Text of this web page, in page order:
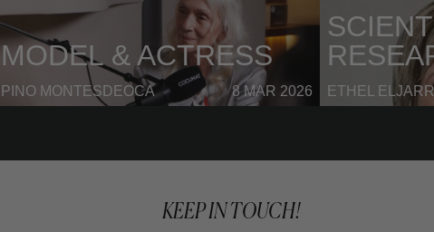
MODEL & ACTRESS
PINO MONTESDEOCA 8 MAR 2026 ETHEL
KEEP IN TOUCH!